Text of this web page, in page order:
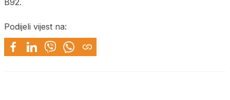
Podijeli vijest na: